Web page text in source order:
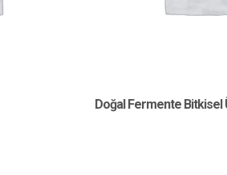
Doğal Fermente Bitkisel